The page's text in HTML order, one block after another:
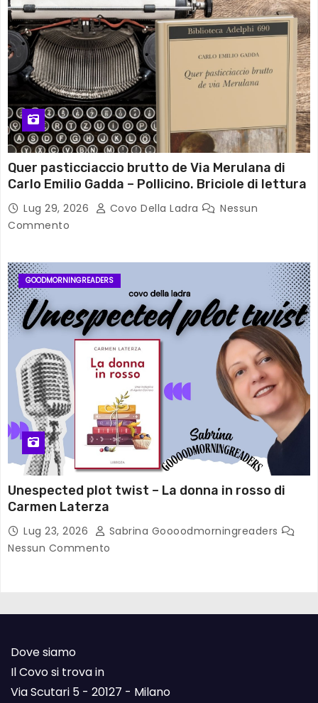
Quer pasticciaccio brutto de Via Merulana di
Carlo Emilio Gadda – Pollicino. Briciole di lettura
Lug 29, 2026 Covo Della Ladra
Nessun
Commento
GOODMORNINGREADERS
Unespected plot twist – La donna in rosso di
Carmen Laterza
Lug 23, 2026
Sabrina Goooodmorningreaders
Nessun Commento
Dove siamo
Il Covo si trova in
Via Scutari 5 - 20127 - Milano